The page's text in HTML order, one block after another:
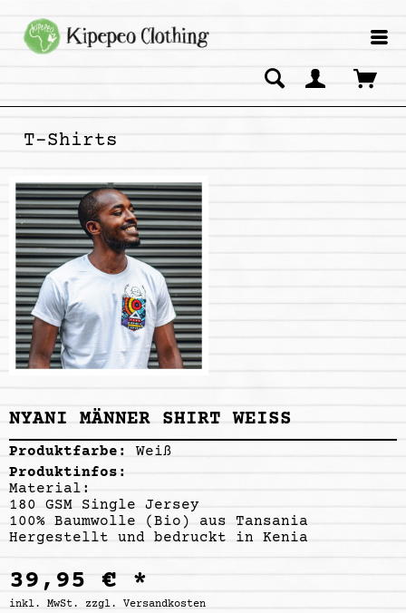
T-Shirts
NYANI MÄNNER SHIRT WEISS
Produktfarbe: Weiß
Produktinfos:
Material:
180 GSM Single Jersey
100% Baumwolle (Bio) aus Tansania
Hergestellt und bedruckt in Kenia
39,95 € *
inkl. MwSt. zzgl. Versandkosten